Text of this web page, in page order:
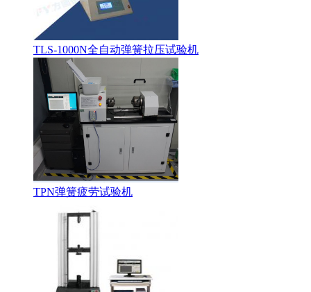
TLS-1000N全自动弹簧拉压试验机
TPN弹簧疲劳试验机